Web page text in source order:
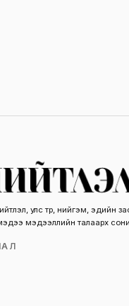
улс төр, нийгэм, эдийн
мэдээллийн талаарх